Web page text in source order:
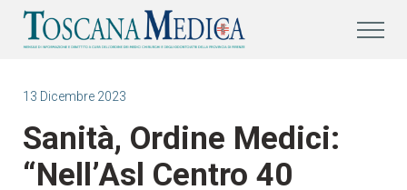
13 Dicembre 2023
Sanità, Ordine Medici:
“Nell’Asl Centro 40